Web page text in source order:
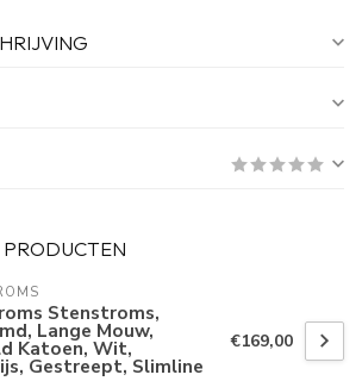
Stenstroms,
Lange Mouw,
Katoen, Wit,
Gestreept, Slimline
€169,00